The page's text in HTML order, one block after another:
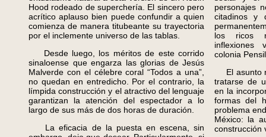
Hood rodeado de superchería. El sincero pero
acrítico aplauso bien puede confundir a quien
comienza de manera titubeante su trayectoria
por el inclemente universo de las tablas.
Desde luego, los méritos de este corrido
sinaloense que engarza las glorias de Jesús
Malverde con el célebre coral “Todos a una”,
no quedan en entredicho. Por el contrario, la
límpida construcción y el atractivo del lenguaje
garantizan la atención del espectador a lo
largo de sus más de dos horas de duración.
La eficacia de la puesta en escena, sin
personajes
citadinos y
los ricos
inflexiones
colonia
El asunto
tratarse de
en la
formas del
problema
México: la
construcción